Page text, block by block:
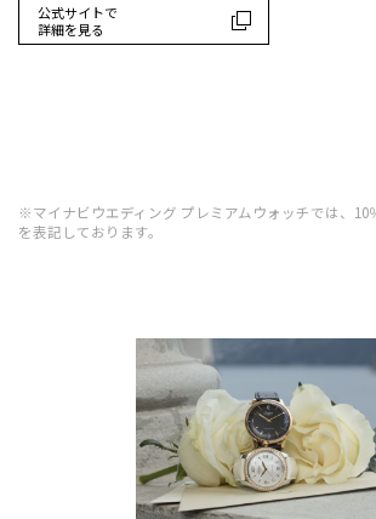
公式サイトで
詳細を見る
※マイナビウエディング プレミアムウォッチでは、10
を表記しております。